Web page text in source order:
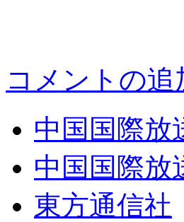
コメントの追
中国国際放
中国国際放
東方通信社